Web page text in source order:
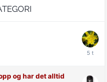
og har det alltid